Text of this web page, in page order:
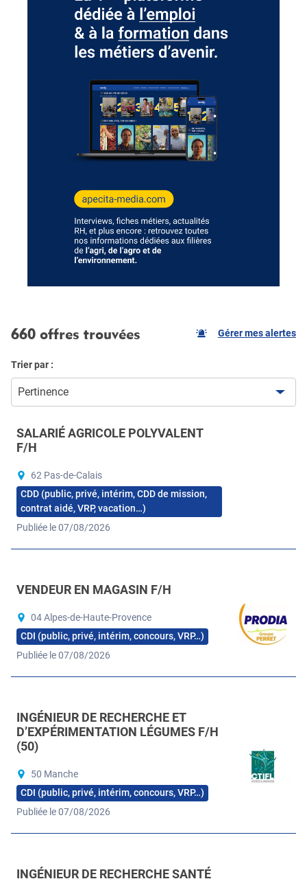
660 offres trouvées Gérer mes alertes
Trier par :
Pertinence
SALARIÉ AGRICOLE POLYVALENT
F/H
62 Pas-de-Calais
CDD (public, privé, intérim, CDD de mission,
contrat aidé, VRP, vacation…)
Publiée le 07/08/2026
VENDEUR EN MAGASIN F/H
04 Alpes-de-Haute-Provence
CDI (public, privé, intérim, concours, VRP…)
Publiée le 07/08/2026
INGÉNIEUR DE RECHERCHE ET
D’EXPÉRIMENTATION LÉGUMES F/H
(50)
50 Manche
CDI (public, privé, intérim, concours, VRP…)
Publiée le 07/08/2026
INGÉNIEUR DE RECHERCHE SANTÉ